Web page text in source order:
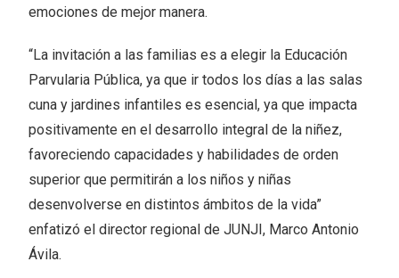
emociones de mejor manera.
“La invitación a las familias es a elegir la Educación
Parvularia Pública, ya que ir todos los días a las salas
cuna y jardines infantiles es esencial, ya que impacta
positivamente en el desarrollo integral de la niñez,
favoreciendo capacidades y habilidades de orden
superior que permitirán a los niños y niñas
desenvolverse en distintos ámbitos de la vida”
enfatizó el director regional de JUNJI, Marco Antonio
Ávila.